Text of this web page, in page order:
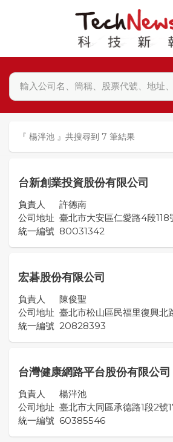
『 楊泮池 』共搜尋到 7 筆結果
台新創業投資股份有限公司
負責人
許德南
公司地址 臺北市大安區仁愛路4段118
統一編號 80031342
宏碁股份有限公司
負責人
陳俊聖
公司地址 臺北市松山區民福里復興
統一編號 20828393
台灣健康網路平台股份有限公司
負責人
楊泮池
公司地址 臺北市大同區承德路1段2號
統一編號 60385546